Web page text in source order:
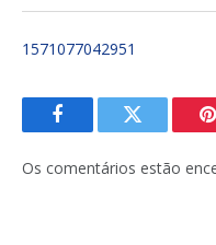
1571077042951
FacebookTwitter
Os comentários estão